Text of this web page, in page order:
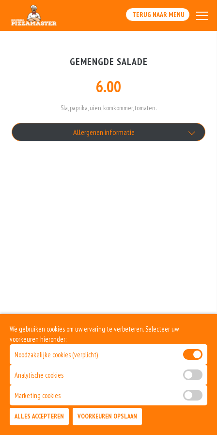
TERUG NAAR MENU
GEMENGDE SALADE
6.00
Sla, paprika, uien, komkommer, tomaten.
Allergenen informatie
We gebruiken cookies om uw ervaring te verbeteren. Selecteer uw
voorkeuren hieronder:
Noodzakelijke cookies (verplicht)
Analytische cookies
Marketing cookies
ALLES ACCEPTEREN VOORKEUREN OPSLAAN